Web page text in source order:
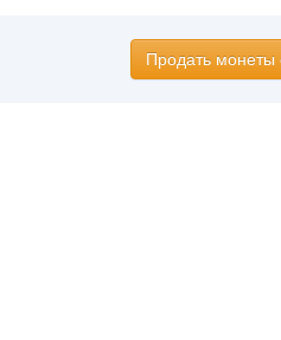
Продать